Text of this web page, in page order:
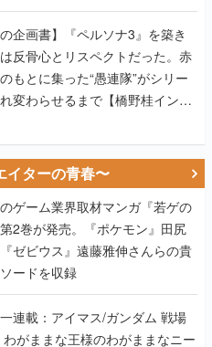
の企画書】『ペルソナ3』を築き
反骨心とリスペクトだった。赤
もとに集った“愚連隊”がシリー
変わらせるまで【橋野桂インタ
イターの青春〜
ゲーム業界取材マンガ『若ゲの
2巻が発売。『ポケモン』田尻
ゼビウス』遠藤雅伸さんらの貴
ードを収録
連載：アイマス/ガンダム 戦場
がままな王様のわがままなニー